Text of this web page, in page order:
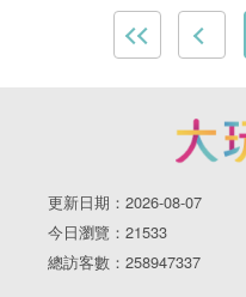
更新日期：2026-08-07
今日瀏覽：21533
總訪客數：258947337